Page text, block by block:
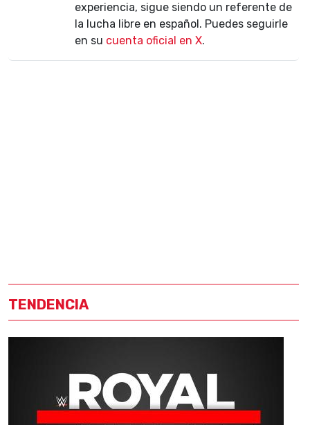
experiencia, sigue siendo un referente de
la lucha libre en español. Puedes seguirle
en su cuenta oficial en X.
TENDENCIA